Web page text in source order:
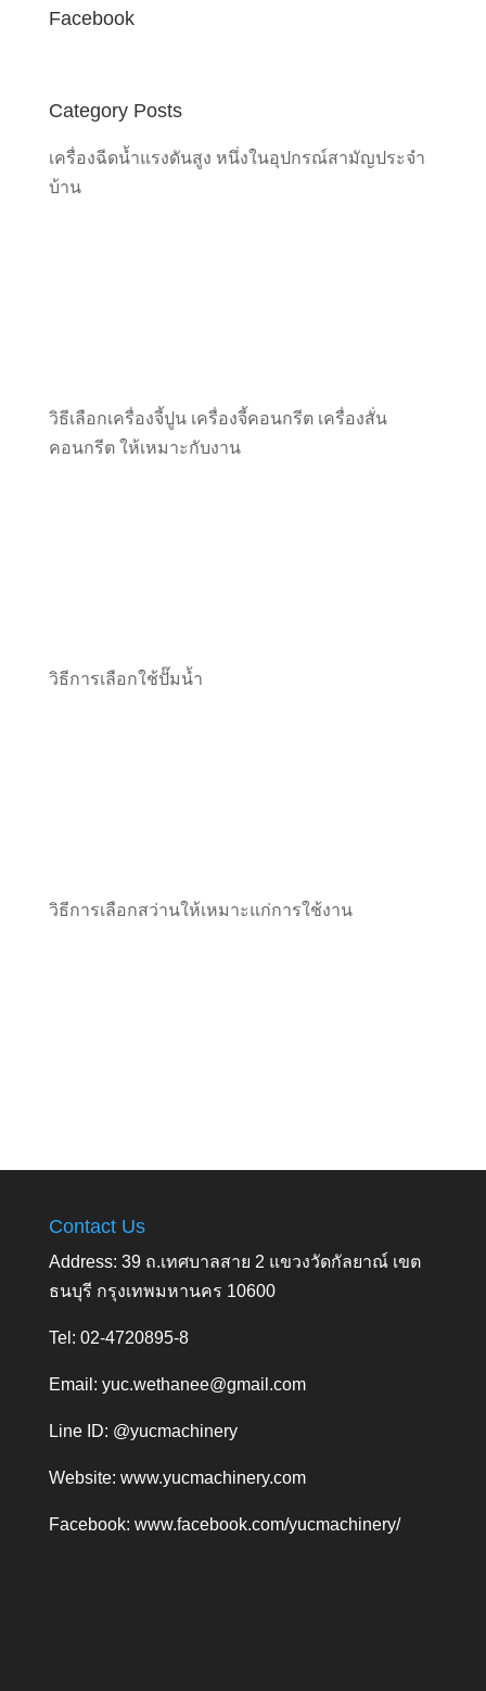
Facebook
Category Posts
เครื่องฉีดน้ำแรงดันสูง หนึ่งในอุปกรณ์สามัญประจำ
บ้าน
วิธีเลือกเครื่องจี้ปูน เครื่องจี้คอนกรีต เครื่องสั่น
คอนกรีต ให้เหมาะกับงาน
วิธีการเลือกใช้ปั๊มน้ำ
วิธีการเลือกสว่านให้เหมาะแก่การใช้งาน
Contact Us
Address: 39 ถ.เทศบาลสาย 2 แขวงวัดกัลยาณ์ เขต
ธนบุรี กรุงเทพมหานคร 10600
Tel: 02-4720895-8
Email: yuc.wethanee@gmail.com
Line ID: @yucmachinery
Website: www.yucmachinery.com
Facebook: www.facebook.com/yucmachinery/